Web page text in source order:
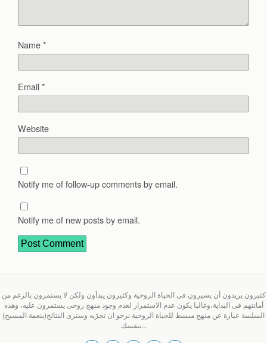
Name*
Email*
Website
Notify me of follow-up comments by email.
Notify me of new posts by email.
كثيرون يريدون أن يسيرون فى الحياة الروحية وكثيرون يبدأون ولكن لا يستمرون بالرغم من
أمانتهم فى البداية،وغالبا يكون عدم الاستمرار لعدم وجود منهج روحى يستمرون عليه، وهذه
السلسة عبارة عن منهج مبسط للحياة الروحية نرجو ان تجرّبه وسترى النتائج(بنعمة المسيح)
بنفسك...